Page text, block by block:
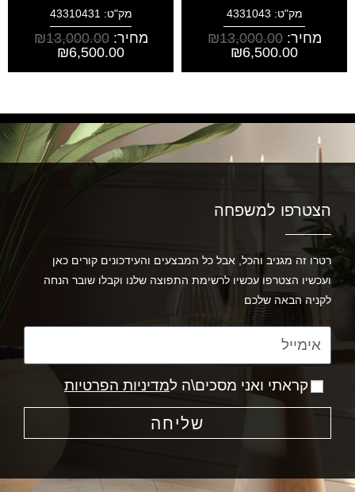
מק"ט: 4331043
מחיר: ₪13,000.00
₪6,500.00
מק"ט: 43310431
מחיר: ₪13,000.00
₪6,500.00
הצטרפו למשפחה
רטרו זה מגניב והכל, אבל כל המבצעים והעידכונים קורים כאן
ועכשיו הצטרפו עכשיו לרשימת התפוצה שלנו וקבלו שובר הנחה
לקניה הבאה שלכם
קראתי ואני מסכים\ה למדיניות הפרטיות
שליחה